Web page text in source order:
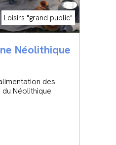
Loisirs "grand public"
Néolithique
des
Néolithique